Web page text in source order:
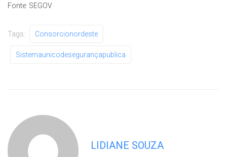
Fonte: SEGOV
Tags: Consorcionordeste
Sistemaunicodesegurançapublica
LIDIANE SOUZA